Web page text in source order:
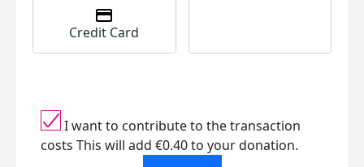
Credit Card
I want to contribute to the transaction
costs This will add €0.40 to your donation.